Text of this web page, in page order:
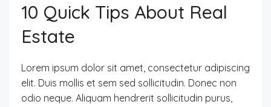
10 Quick Tips About Real
Estate
Lorem ipsum dolor sit amet, consectetur adipiscing
elit. Duis mollis et sem sed sollicitudin. Donec non
odio neque. Aliquam hendrerit sollicitudin purus,